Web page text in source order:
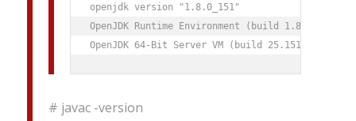
openjdk version "1.8.0_151"
OpenJDK Runtime Environment (build 1.8.0_151-
# javac -version